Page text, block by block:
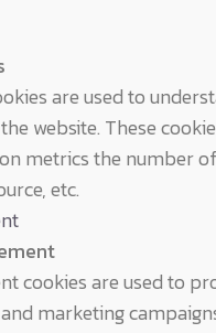
are used to
website. These
metrics the number
etc.
cookies are used to
marketing